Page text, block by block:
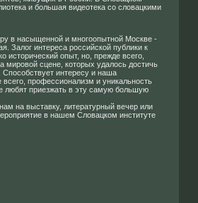
и большая видеотека со словацкими
в насыщенной и многоопытной Москве -
Залог интереса российской публики к
исторический опыт, но, прежде всего,
мировой сцене, которых удалось достичь
Способствует интересу и наша
профессионализм и уникальность
любят приезжать в эту самую большую
на выставку, литературный вечер или
в нашем Словацком институте